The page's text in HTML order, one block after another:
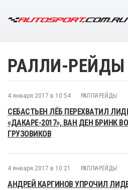
РАЛЛИ-РЕЙДЫ
4 января 2017 в 10:54 РАЛЛИ-РЕЙДЫ
СЕБАСТЬЕН ЛЁБ ПЕРЕХВАТИЛ
«ДАКАРЕ-2017», ВАН ДЕН БРИНК
ГРУЗОВИКОВ
4 января 2017 в 10:21 РАЛЛИ-РЕЙДЫ
АНДРЕЙ КАРГИНОВ УПРОЧИЛ